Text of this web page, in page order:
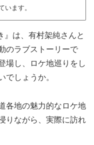
います。
』は、有村架純さんと
のラブストーリーで
場し、ロケ地巡りをし
でしょうか。
各地の魅力的なロケ地
りながら、実際に訪れ